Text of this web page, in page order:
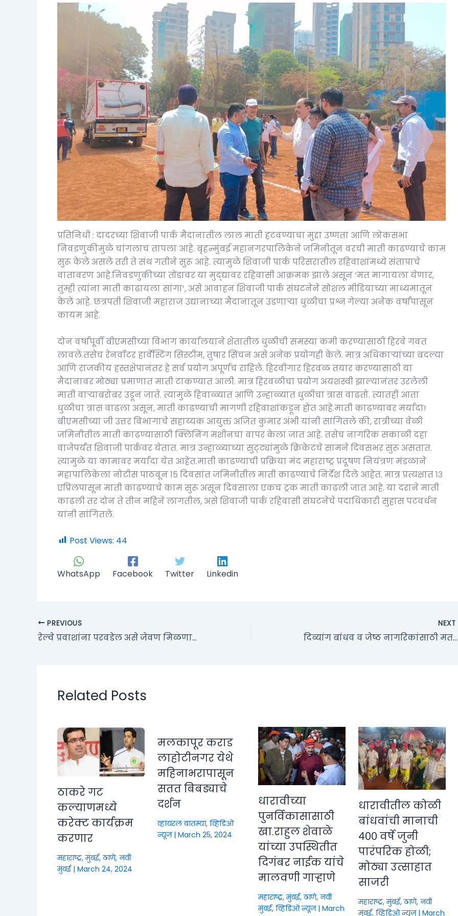
प्रतिनिधी : दादरच्या शिवाजी पार्क मैदानातील लाल माती हटवण्याचा मुद्दा उष्णता आणि लोकसभा
निवडणुकीमुळे चांगलाच तापला आहे. बृहन्मुंबई महानगरपालिकेने जमिनीतून वरची माती काढण्याचे काम
सुरू केले असले तरी ते संथ गतीने सुरू आहे. त्यामुळे शिवाजी पार्क परिसरातील रहिवाशांमध्ये संतापाचे
वातावरण आहे.निवडणुकीच्या तोंडावर या मुद्द्यावर रहिवासी आक्रमक झाले असून ‘मत मागायला येणार,
तुम्ही त्यांना माती काढायला सांगा’, असे आवाहन शिवाजी पार्क संघटनेने सोशल मीडियाच्या माध्यमातून
केले आहे. छत्रपती शिवाजी महाराज उद्यानाच्या मैदानातून उडणाऱ्या धुळीचा प्रश्न गेल्या अनेक वर्षांपासून
कायम आहे.
दोन वर्षांपूर्वी बीएमसीच्या विभाग कार्यालयाने शेतातील धुळीची समस्या कमी करण्यासाठी हिरवे गवत
लावले.तसेच रेनवॉटर हार्वेस्टिंग सिस्टीम, तुषार सिंचन असे अनेक प्रयोगही केले. मात्र अधिकाऱ्यांच्या बदल्या
आणि राजकीय हस्तक्षेपानंतर हे सर्व प्रयोग अपूर्णच राहिले. हिरवीगार हिरवळ तयार करण्यासाठी या
मैदानावर मोठ्या प्रमाणात माती टाकण्यात आली. मात्र हिरवळीचा प्रयोग अयशस्वी झाल्यानंतर उरलेली
माती वाऱ्याबरोबर उडून जाते. त्यामुळे हिवाळ्यात आणि उन्हाळ्यात धुळीचा त्रास वाढतो. त्यातही आता
धुळीचा त्रास वाढला असून, माती काढण्याची मागणी रहिवाशांकडून होत आहे.माती काढण्यावर मर्यादा!
बीएमसीच्या जी उत्तर विभागाचे सहाय्यक आयुक्त अजित कुमार अंभी यांनी सांगितले की, रात्रीच्या वेळी
जमिनीतील माती काढण्यासाठी क्लिनिंग मशीनचा वापर केला जात आहे. तसेच नागरिक सकाळी दहा
वाजेपर्यंत शिवाजी पार्कवर येतात. मात्र उन्हाळ्याच्या सुट्ट्यांमुळे क्रिकेटचे सामने दिवसभर सुरू असतात.
त्यामुळे या कामावर मर्यादा येत आहेत.माती काढण्याची प्रक्रिया मंद महाराष्ट्र प्रदूषण नियंत्रण मंडळाने
महापालिकेला नोटीस पाठवून १५ दिवसांत जमिनीतील माती काढण्याचे निर्देश दिले आहेत. मात्र प्रत्यक्षात १३
एप्रिलपासून माती काढण्याचे काम सुरू असून दिवसाला एकच ट्रक माती काढली जात आहे. या दराने माती
काढली तर दोन ते तीन महिने लागतील, असे शिवाजी पार्क रहिवासी संघटनेचे पदाधिकारी सुहास पटवर्धन
यांनी सांगितले.
Post Views: 44
WhatsApp Facebook Twitter Linkedin
PREVIOUS
रेल्वे प्रवाशांना परवडेल असे जेवण मिळणार ‘या’ स्थानकावर
NEXT
दिव्यांग बांधव व जेष्ठ नागरिकांसाठी मतदान केंद्रावर येण्यासाठी विशेष सुविधा
Related Posts
ठाकरे गट
कल्याणमध्ये
करेक्ट कार्यक्रम
करणार
महाराष्ट्र,मुंबई, ठाणे, नवी
मुंबई| March 24, 2024
मलकापूर कराड
लाहोटीनगर येथे
महिनाभरापासून
सतत बिबड्याचे
दर्शन
व्हायरल बातम्या,व्हिडिओ
न्यूज|March 25, 2024
धारावीच्या
पुनर्विकासासाठी
खा.राहुल शेवाळे
यांच्या उपस्थितीत
दिगंबर नाईक यांचे
मालवणी गाऱ्हाणे
महाराष्ट्र,मुंबई, ठाणे, नवी
मुंबई, व्हिडिओ न्यूज| March
धारावीतील कोळी
बांधवांची मानाची
४०० वर्षे जुनी
पारंपरिक होळी;
मोठ्या उत्साहात
साजरी
महाराष्ट्र,मुंबई, ठाणे, नवी
मुंबई, व्हिडिओ न्यूज| March